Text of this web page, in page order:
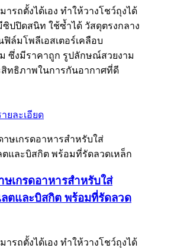
ารถตั้งได้เอง ทำให้วางโชว์ถุงได้
ซิปปิดสนิท ใช้ซ้ำได้ วัสดุตรงกลาง
ฟิล์มโพลีเอสเตอร์เคลือบ
ซึ่งมีราคาถูก รูปลักษณ์สวยงาม
ทธิภาพในการกันอากาศที่ดี
ายละเอียด
ษเกรดอาหารสำหรับใส่
ตและบิสกิต พร้อมที่รัดลวด
ารถตั้งได้เอง ทำให้วางโชว์ถุงได้